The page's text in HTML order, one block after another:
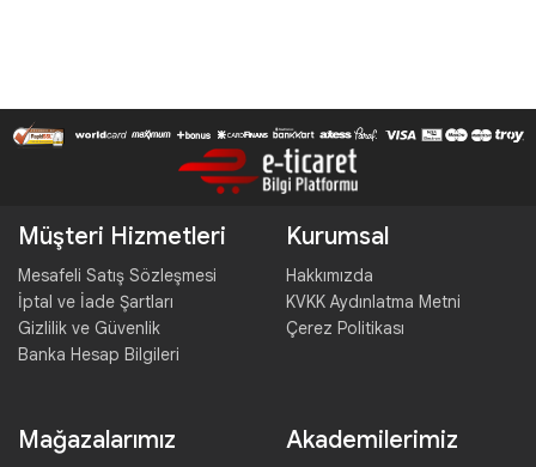
Müşteri Hizmetleri
Mesafeli Satış Sözleşmesi
İptal ve İade Şartları
Gizlilik ve Güvenlik
Banka Hesap Bilgileri
Kurumsal
Hakkımızda
KVKK Aydınlatma Metni
Çerez Politikası
Mağazalarımız Akademilerimiz